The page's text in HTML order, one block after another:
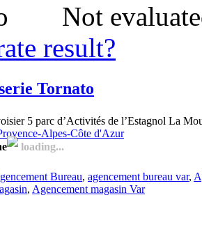
Not
result?
Tornato
5 parc d’Activités de l’Estagnol La
Alpes-Côte d'Azur
loading...
Bureau, agencement bureau var,
, Agencement magasin Var